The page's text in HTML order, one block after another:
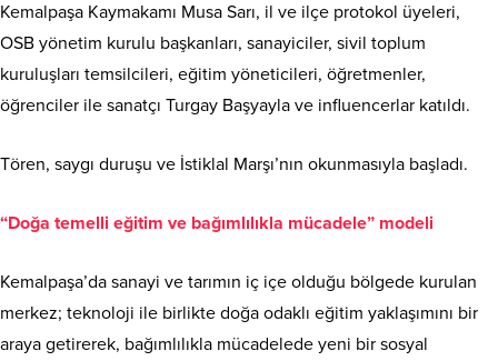
Kemalpaşa Kaymakamı Musa Sarı, il ve ilçe protokol üyeleri,
OSB yönetim kurulu başkanları, sanayiciler, sivil toplum
kuruluşları temsilcileri, eğitim yöneticileri, öğretmenler,
öğrenciler ile sanatçı Turgay Başyayla ve influencerlar katıldı.
Tören, saygı duruşu ve İstiklal Marşı’nın okunmasıyla başladı.
“Doğa temelli eğitim ve bağımlılıkla mücadele” modeli
Kemalpaşa’da sanayi ve tarımın iç içe olduğu bölgede kurulan
merkez; teknoloji ile birlikte doğa odaklı eğitim yaklaşımını bir
araya getirerek, bağımlılıkla mücadelede yeni bir sosyal